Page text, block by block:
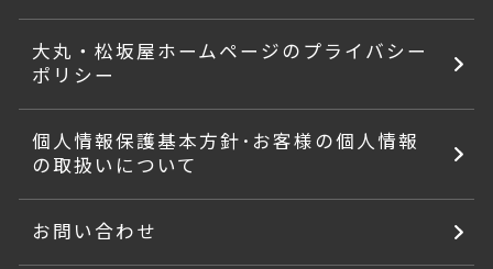
大丸・松坂屋ホームページのプライバシー
ポリシー
個人情報保護基本方針･お客様の個人情報
の取扱いについて
お問い合わせ